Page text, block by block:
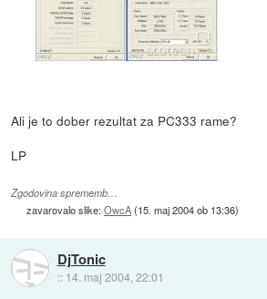
Ali je to dober rezultat za PC333 rame?
LP
Zgodovina sprememb…
zavarovalo slike:OwcA(15. maj 2004 ob 13:36)
DjTonic
:: 14. maj 2004, 22:01